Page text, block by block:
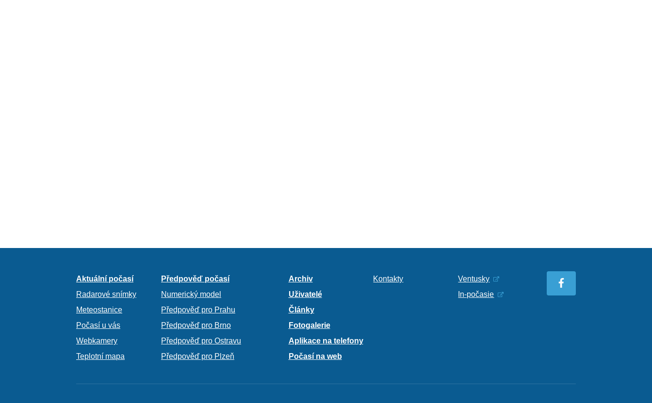
Aktuální počasí
Radarové snímky
Meteostanice
Počasí u vás
Webkamery
Teplotní mapa
Předpověď počasí
Numerický model
Předpověď pro Prahu
Předpověď pro Brno
Předpověď pro Ostravu
Předpověď pro Plzeň
Archiv
Uživatelé
Články
Fotogalerie
Aplikace na telefony
Počasí na web
Kontakty
Ventusky
In-počasie